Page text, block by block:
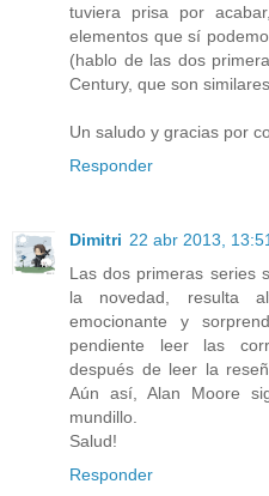
tuviera prisa por
elementos que sí
(hablo de las dos
Century, que son
Un saludo y gracias por
Responder
Dimitri 22 abr 2013,
Las dos primeras series
la novedad, resulta
emocionante y
pendiente leer las
después de leer la
Aún así, Alan Moore
mundillo.
Salud!
Responder